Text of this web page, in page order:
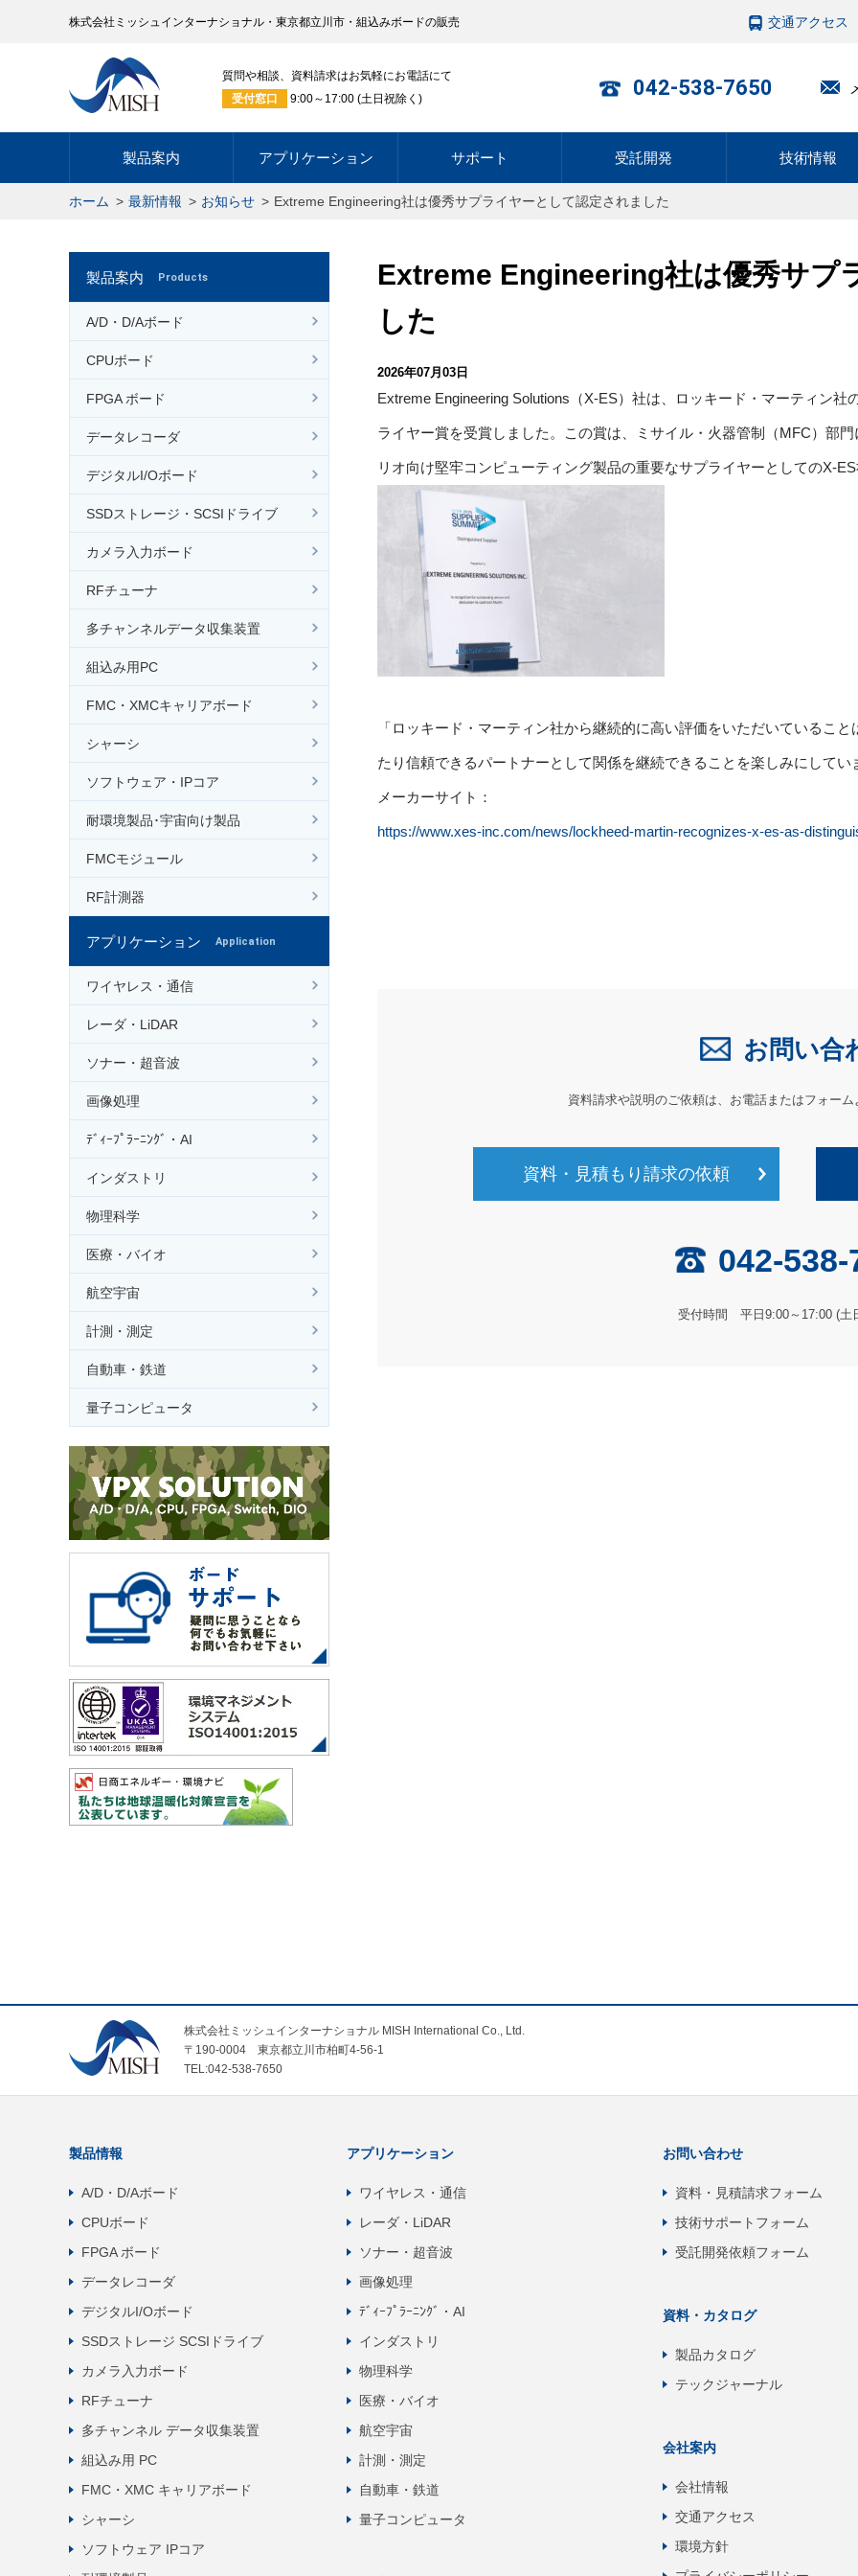
株式会社ミッシュインターナショナル・東京都立川市・組込みボードの販売 交通アクセス
質問や相談、資料請求はお気軽にお電話にて
受付窓口
9:00～17:00 (土日祝除く) 042-538-7650
製品案内 アプリケーション サポート 受託開発 技術情報
ホーム 最新情報 お知らせ Extreme Engineering社は優秀サプライヤーとして認定されました
製品案内 Products
A/D・D/Aボード
CPUボード
FPGA ボード
データレコーダ
デジタルI/Oボード
SSDストレージ・SCSIドライブ
カメラ入力ボード
RFチューナ
多チャンネルデータ収集装置
組込み用PC
FMC・XMCキャリアボード
シャーシ
ソフトウェア・IPコア
耐環境製品･宇宙向け製品
FMCモジュール
RF計測器
アプリケーション Application
ワイヤレス・通信
レーダ・LiDAR
ソナー・超音波
画像処理
ﾃﾞｨｰﾌﾟﾗｰﾆﾝｸﾞ・AI
インダストリ
物理科学
医療・バイオ
航空宇宙
計測・測定
自動車・鉄道
量子コンピュータ
Extreme Engineering社は優秀サプ
した
2026年07月03日
Extreme Engineering Solutions（X-ES）社は、ロッキード・マーティン
ライヤー賞を受賞しました。この賞は、ミサイル・火器管制（MFC）部
リオ向け堅牢コンピューティング製品の重要なサプライヤーとしてのX-
「ロッキード・マーティン社から継続的に高い評価をいただいているこ
たり信頼できるパートナーとして関係を継続できることを楽しみにしてい
メーカーサイト：
https://www.xes-inc.com/news/lockheed-martin-recognizes-x-es-as-
お問い合
資料請求や説明のご依頼は、 お電話またはフォーム
資料・見積もり請求の依頼
042-538-
受付時間 平日9:00～17:00 (土
株式会社ミッシュインターナショナル MISH International Co., Ltd.
〒190-0004 東京都立川市柏町4-56-1
TEL:042-538-7650
製品情報
A/D・D/Aボード
CPUボード
FPGA ボード
データレコーダ
デジタルI/Oボード
SSDストレージ SCSIドライブ
カメラ入力ボード
RFチューナ
多チャンネル データ収集装置
組込み用 PC
FMC・XMC キャリアボード
シャーシ
ソフトウェア IPコア
アプリケーション
ワイヤレス・通信
レーダ・LiDAR
ソナー・超音波
画像処理
ﾃﾞｨｰﾌﾟﾗｰﾆﾝｸﾞ・AI
インダストリ
物理科学
医療・バイオ
航空宇宙
計測・測定
自動車・鉄道
量子コンピュータ
お問い合わせ
資料・見積請求フォーム
技術サポートフォーム
受託開発依頼フォーム
資料・カタログ
製品カタログ
テックジャーナル
会社案内
会社情報
交通アクセス
環境方針